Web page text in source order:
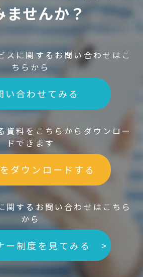
ませんか？
スに関するお問い合わせはこ
ちらから
い合わせてみる
資料をこちらからダウンロー
ドできます
ダウンロードする
関するお問い合わせはこちら
から
ー制度を見てみる >